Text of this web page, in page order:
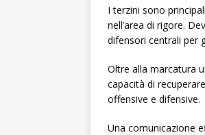
I terzini sono
nell’area di rigore.
difensori centrali per
Oltre alla marcatura
capacità di
offensive e difensive.
Una comunicazione